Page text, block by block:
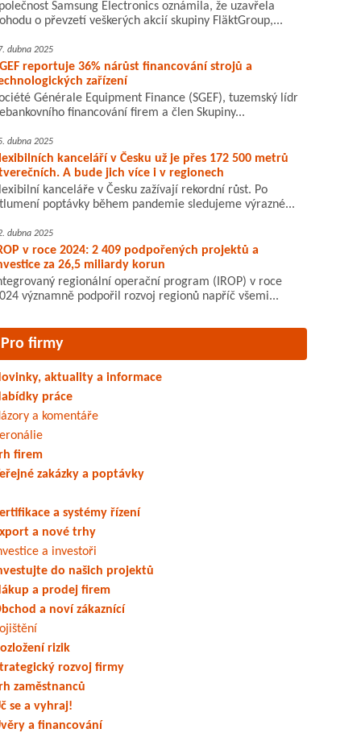
Samsung Electronics oznámila, že uzavřela
o převzetí veškerých akcií skupiny FläktGroup,...
dubna 2025
reportuje 36% nárůst financování strojů a
zařízení
Générale Equipment Finance (SGEF), tuzemský lídr
financování firem a člen Skupiny...
dubna 2025
kanceláří v Česku už je přes 172 500 metrů
A bude jich více i v regionech
kanceláře v Česku zažívají rekordní růst. Po
poptávky během pandemie sledujeme výrazné...
dubna 2025
v roce 2024: 2 409 podpořených projektů a
za 26,5 miliardy korun
regionální operační program (IROP) v roce
významně podpořil rozvoj regionů napříč všemi...
Pro firmy
aktuality a informace
práce
a komentáře
firem
zakázky a poptávky
a systémy řízení
a nové trhy
a investoři
do našich projektů
a prodej firem
a noví zákaznící
rizik
rozvoj firmy
zaměstnanců
se a vyhraj!
a financování